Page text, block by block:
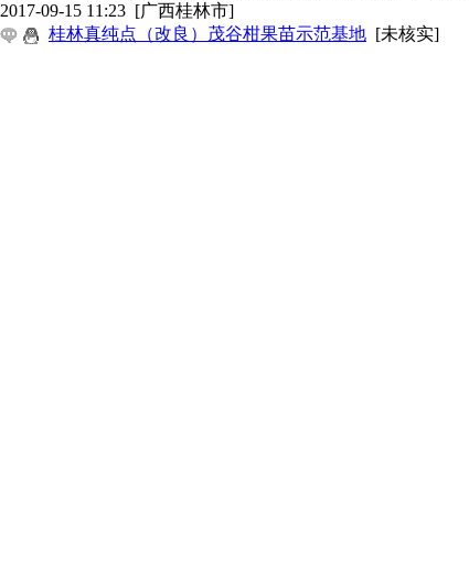
2017-09-15 11:23 [广西桂林市]
桂林真纯点（改良）茂谷柑果苗示范基地 [未核实]